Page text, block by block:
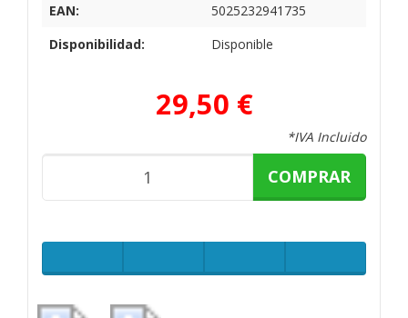
EAN:
5025232941735
Disponibilidad:
Disponible
29,50 €
*IVA Incluido
COMPRAR